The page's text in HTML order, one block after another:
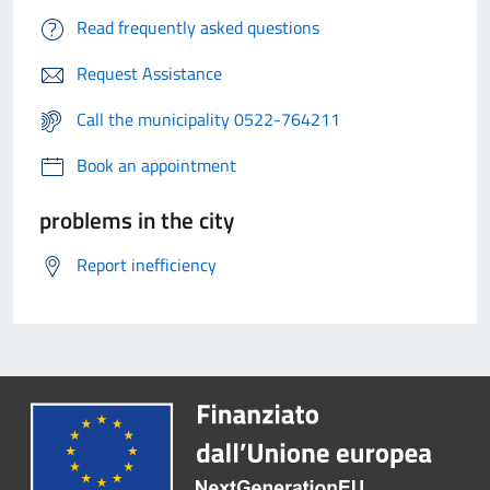
Read frequently asked questions
Request Assistance
Call the municipality 0522-764211
Book an appointment
problems in the city
Report inefficiency